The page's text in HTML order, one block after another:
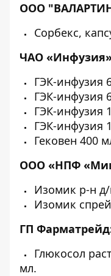
ООО
Сорбекс,
ЧАО
ГЭК-инфузия
ГЭК-инфузия
ГЭК-инфузия
ГЭК-инфузия
Гековен 400
ООО «НПФ
Изомик р-н
Изомик
ГП
Глюкосол
мл.